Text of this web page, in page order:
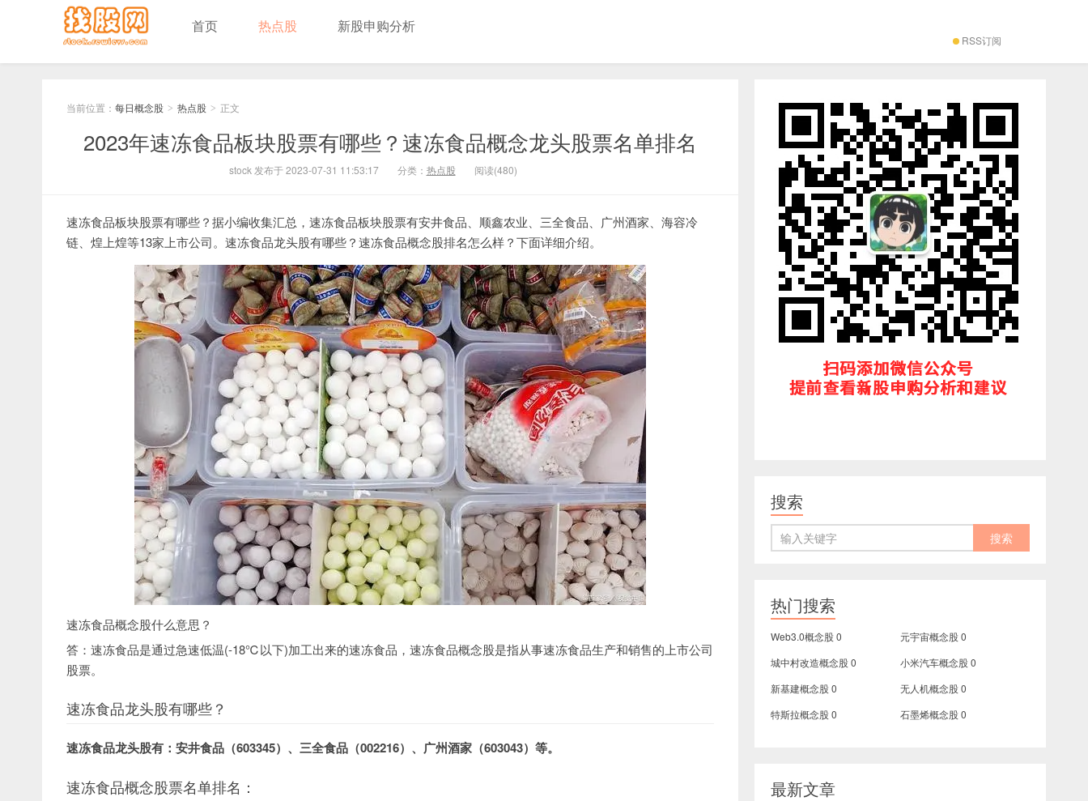
首页 热点股 新股申购分析
RSS订阅
当前位置： 每日概念股 > 热点股 > 正文
2023年速冻食品板块股票有哪些？速冻食品概念龙头股票名单排名
stock 发布于 2023-07-31 11:53:17 分类： 热点股 阅读(480)
速冻食品板块股票有哪些？据小编收集汇总，速冻食品板块股票有安井食品、顺鑫农业、三全食品、广州酒家、海容冷
链、煌上煌等13家上市公司。速冻食品龙头股有哪些？速冻食品概念股排名怎么样？下面详细介绍。
速冻食品概念股什么意思？
答：速冻食品是通过急速低温(-18℃以下)加工出来的速冻食品，速冻食品概念股是指从事速冻食品生产和销售的上市公司
股票。
速冻食品龙头股有哪些？
速冻食品龙头股有：安井食品（603345）、三全食品（002216）、广州酒家（603043）等。
速冻食品概念股票名单排名：
搜索
热门搜索
Web3.0概念股0 元宇宙概念股0
城中村改造概念股0 小米汽车概念股0
新基建概念股0 无人机概念股0
特斯拉概念股0 石墨烯概念股0
最新文章